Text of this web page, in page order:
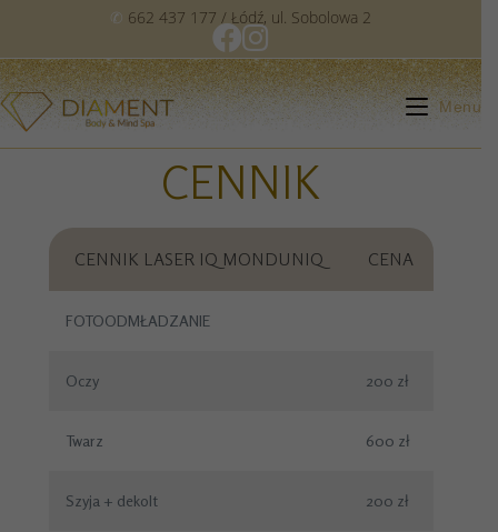
✆ 662 437 177 / Łódź, ul. Sobolowa 2
Menu
CENNIK
CENNIK LASER IQ MONDUNIQ CENA
FOTOODMŁADZANIE
Oczy 200 zł
Twarz 600 zł
Szyja + dekolt 200 zł